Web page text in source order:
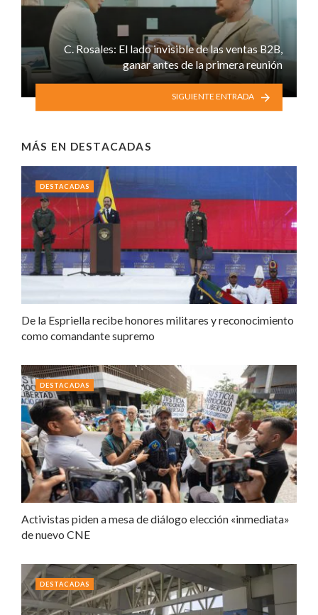
C. Rosales: El lado invisible de las ventas B2B,
ganar antes de la primera reunión
SIGUIENTE ENTRADA
MÁS EN DESTACADAS
De la Espriella recibe honores militares y reconocimiento
como comandante supremo
DESTACADAS
Activistas piden a mesa de diálogo elección «inmediata»
de nuevo CNE
DESTACADAS
DESTACADAS